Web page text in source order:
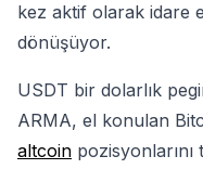
kez aktif olarak idare
dönüşüyor.
USDT bir dolarlık
ARMA, el konulan
altcoin